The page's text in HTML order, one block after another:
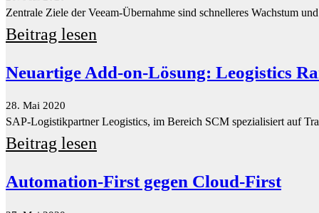
28. Mai 2020
Beitrag lesen
Automation-First gegen Cloud-First
27. Mai 2020
Beitrag lesen
Orbis erwirbt sämtliche Anteile an Data